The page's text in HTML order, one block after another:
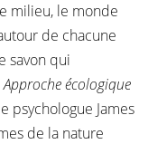
milieu, le monde
de chacune
savon qui
Approche écologique
psychologue James
de la nature